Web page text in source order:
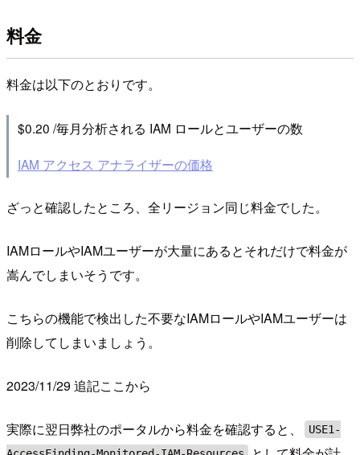
料金
料金は以下のとおりです。
$0.20 /毎月分析される IAM ロールとユーザーの数
IAM アクセス アナライザーの価格
ざっと確認したところ、全リージョン同じ料金でした。
IAMロールやIAMユーザーが大量にあるとそれだけで料金が
嵩んでしまいそうです。
こちらの機能で検出した不要なIAMロールやIAMユーザーは
削除してしまいましょう。
2023/11/29 追記ここから
実際に翌日弊社のポータルから料金を確認すると、
USE1-